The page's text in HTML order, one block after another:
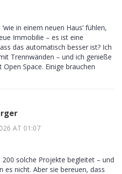
in einem neuen Haus’ fühlen,
Immobilie – es ist eine
das automatisch besser ist? Ich
Trennwänden – und ich genieße
Space. Einige brauchen
AT 01:07
solche Projekte begleitet – und
es nicht. Aber sie bereuen, dass